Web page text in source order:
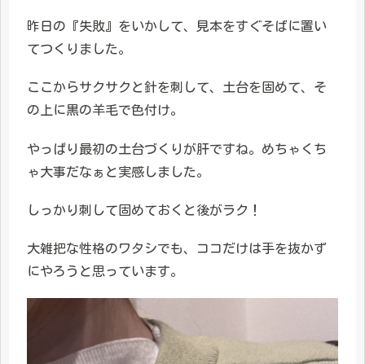
昨日の『失敗』をいかして、見本をすぐそばに置い
てつくりました。
ここからサクサクと針を刺して、土台を固めて、そ
の上に黒の羊毛で色付け。
やっぱり最初の土台づくりが肝ですね。めちゃくち
ゃ大事だなぁと実感しました。
しっかり刺して固めておくと後がラク！
大雑把な性格のワタシでも、ココだけは手を抜かず
にやろうと思っています。